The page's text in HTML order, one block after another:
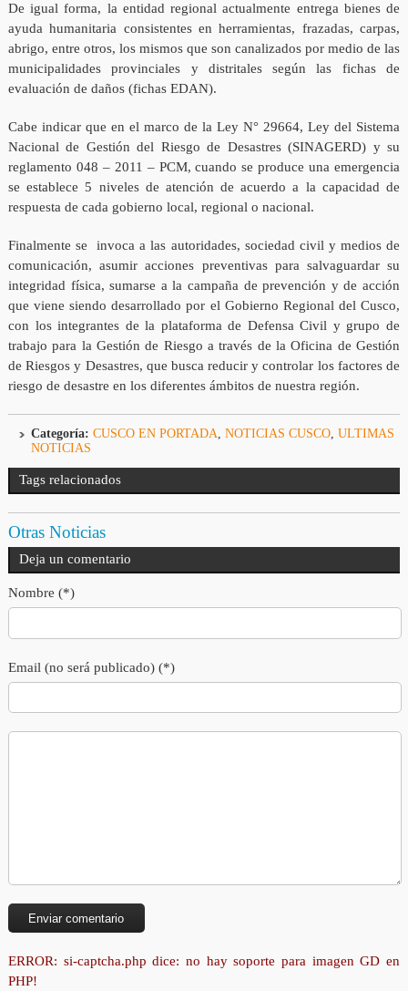
De igual forma, la entidad regional actualmente entrega bienes de
ayuda humanitaria consistentes en herramientas, frazadas, carpas,
abrigo, entre otros, los mismos que son canalizados por medio de las
municipalidades provinciales y distritales según las fichas de
evaluación de daños (fichas EDAN).
Cabe indicar que en el marco de la Ley N° 29664, Ley del Sistema
Nacional de Gestión del Riesgo de Desastres (SINAGERD) y su
reglamento 048 – 2011 – PCM, cuando se produce una emergencia
se establece 5 niveles de atención de acuerdo a la capacidad de
respuesta de cada gobierno local, regional o nacional.
Finalmente se invoca a las autoridades, sociedad civil y medios de
comunicación, asumir acciones preventivas para salvaguardar su
integridad física, sumarse a la campaña de prevención y de acción
que viene siendo desarrollado por el Gobierno Regional del Cusco,
con los integrantes de la plataforma de Defensa Civil y grupo de
trabajo para la Gestión de Riesgo a través de la Oficina de Gestión
de Riesgos y Desastres, que busca reducir y controlar los factores de
riesgo de desastre en los diferentes ámbitos de nuestra región.
Categoría: CUSCO EN PORTADA, NOTICIAS CUSCO, ULTIMAS
NOTICIAS
Tags relacionados
Otras Noticias
Deja un comentario
Nombre (*)
Email (no será publicado) (*)
ERROR: si-captcha.php dice: no hay soporte para imagen GD en
PHP!